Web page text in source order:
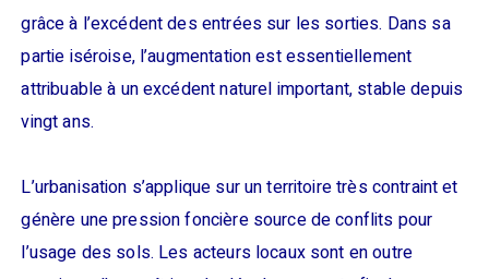
grâce à l’excédent des entrées sur les sorties. Dans sa
partie iséroise, l’augmentation est essentiellement
attribuable à un excédent naturel important, stable depuis
vingt ans.
L’urbanisation s’applique sur un territoire très contraint et
génère une pression foncière source de conflits pour
l’usage des sols. Les acteurs locaux sont en outre